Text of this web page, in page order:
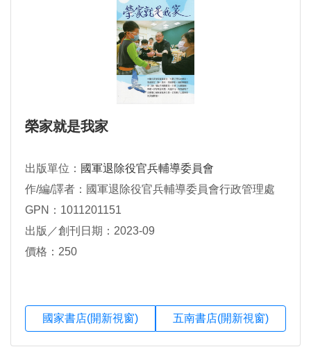
榮家就是我家
出版單位： 國軍退除役官兵輔導委員會
作/編/譯者：國軍退除役官兵輔導委員會行政管理處
GPN：1011201151
出版／創刊日期：2023-09
價格：250
國家書店(開新視窗) 五南書店(開新視窗)